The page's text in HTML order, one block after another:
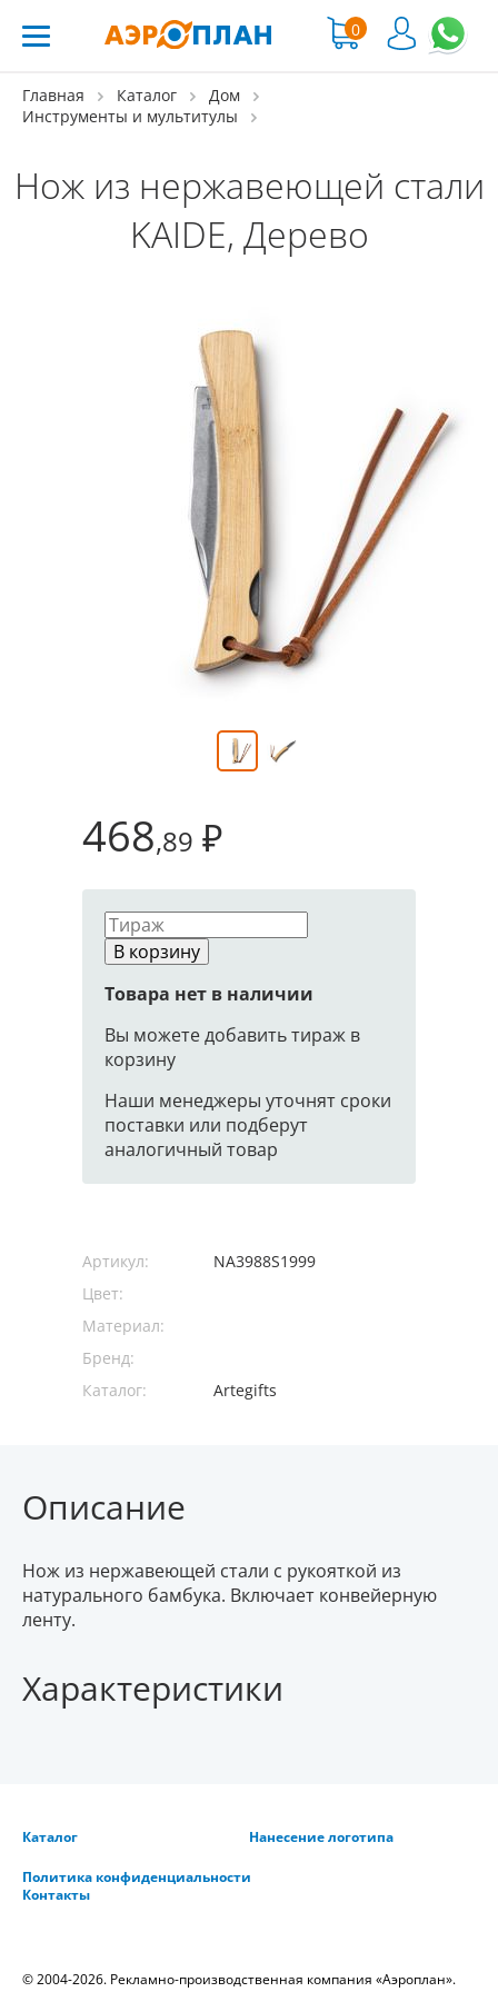
0
Главная Каталог
Дом
Инструменты и мультитулы
Нож из нержавеющей стали
KAIDE, Дерево
468,89 ₽
В корзину
Товара нет в наличии
Вы можете добавить тираж в
корзину
Наши менеджеры уточнят сроки
поставки или подберут
аналогичный товар
Артикул:
NA3988S1999
Цвет:
Материал:
Бренд:
Каталог:
Artegifts
Описание
Нож из нержавеющей стали с рукояткой из
натурального бамбука. Включает конвейерную
ленту.
Характеристики
Каталог Нанесение логотипа
Политика конфиденциальности
Контакты
© 2004-2026. Рекламно-производственная компания «Аэроплан».